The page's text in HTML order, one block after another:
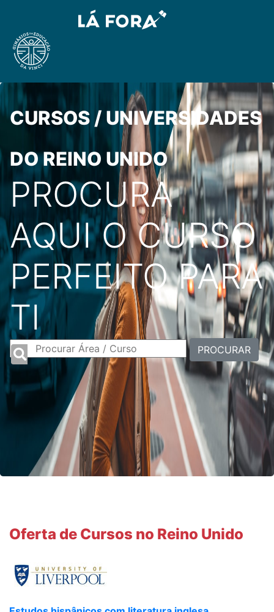
CURSOS / UNIVERSIDADES
DO REINO UNIDO
PROCURA
AQUI O CURSO
PERFEITO PARA
TI
PROCURAR
Oferta de Cursos no Reino Unido